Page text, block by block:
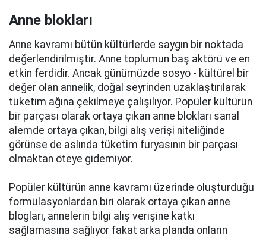
Anne blokları
Anne kavramı bütün kültürlerde saygın bir noktada
değerlendirilmiştir. Anne toplumun baş aktörü ve en
etkin ferdidir. Ancak günümüzde sosyo - kültürel bir
değer olan annelik, doğal seyrinden uzaklaştırılarak
tüketim ağına çekilmeye çalışılıyor. Popüler kültürün
bir parçası olarak ortaya çıkan anne blokları sanal
alemde ortaya çıkan, bilgi alış verişi niteliğinde
görünse de aslında tüketim furyasının bir parçası
olmaktan öteye gidemiyor.
Popüler kültürün anne kavramı üzerinde oluşturduğu
formülasyonlardan biri olarak ortaya çıkan anne
blogları, annelerin bilgi alış verişine katkı
sağlamasına sağlıyor fakat arka planda onların